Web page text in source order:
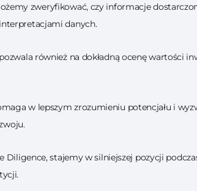
zweryfikować, czy informacje
danych.
również na dokładną ocenę wartości
w lepszym zrozumieniu potencjału i
Diligence, stajemy w silniejszej pozycji